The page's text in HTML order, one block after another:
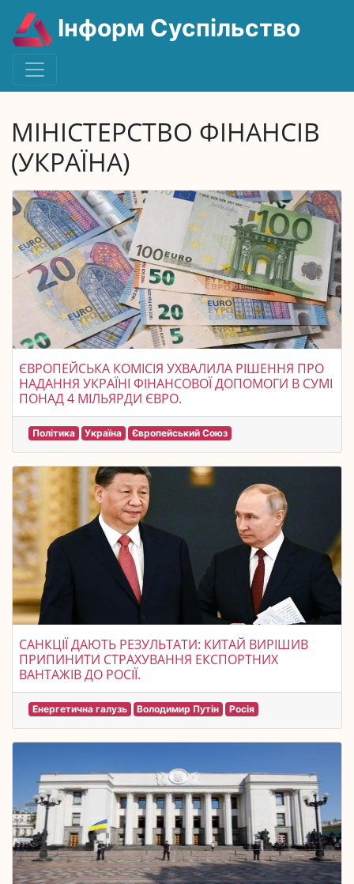
Інформ Суспільство
МІНІСТЕРСТВО ФІНАНСІВ
(УКРАЇНА)
ЄВРОПЕЙСЬКА КОМІСІЯ УХВАЛИЛА РІШЕННЯ ПРО
НАДАННЯ УКРАЇНІ ФІНАНСОВОЇ ДОПОМОГИ В СУМІ
ПОНАД 4 МІЛЬЯРДИ ЄВРО.
Політика Україна Європейський Союз
САНКЦІЇ ДАЮТЬ РЕЗУЛЬТАТИ: КИТАЙ ВИРІШИВ
ПРИПИНИТИ СТРАХУВАННЯ ЕКСПОРТНИХ
ВАНТАЖІВ ДО РОСІЇ.
Енергетична галузь Володимир Путін Росія